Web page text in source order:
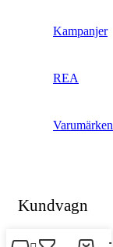
Kampanjer
REA
Varumärken
Kundvagn